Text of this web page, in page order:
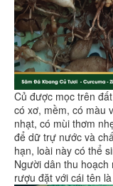
Củ được mọc trên
có xơ, mềm, có màu
nhạt, có mùi thơm
để dữ trự nước và
hạn, loài này có thể
Người dân thu
rượu đặt với cái tên